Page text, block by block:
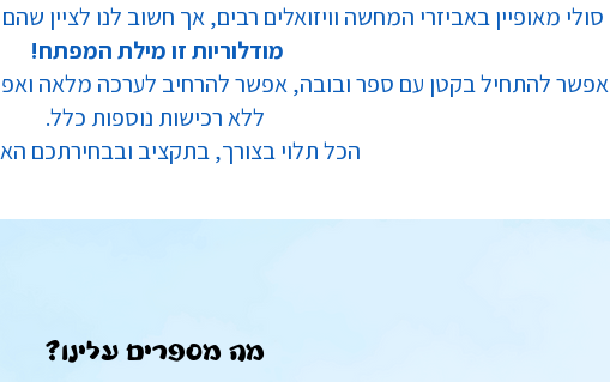
סולי מאופיין באביזרי המחשה וויזואלים רבים, אך חשוב לנו לציין
מודלוריות זו מילת המפתח!
אפשר להתחיל בקטן עם ספר ובובה, אפשר להרחיב לערכה מלאה
ללא רכישות נוספות כלל.
הכל תלוי בצורך, בתקציב ובבחירתכם
מה מספרים עלינו?